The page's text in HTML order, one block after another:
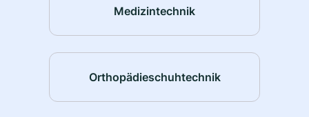
Medizintechnik
Orthopädieschuhtechnik